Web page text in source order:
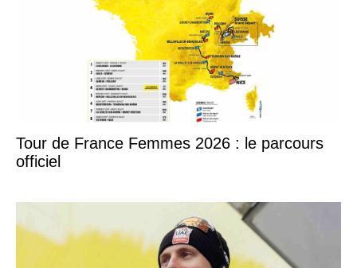
Tour de France Femmes 2026 : le parcours
officiel